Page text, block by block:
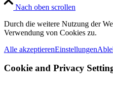
Nach oben scrollen
Durch die weitere Nutzung der
Verwendung von Cookies zu.
Alle akzeptierenEinstellungen
Cookie and Privacy